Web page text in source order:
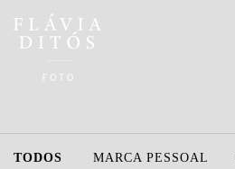
TODOS MARCA PESSOAL